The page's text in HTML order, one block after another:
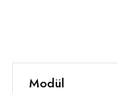
Modül